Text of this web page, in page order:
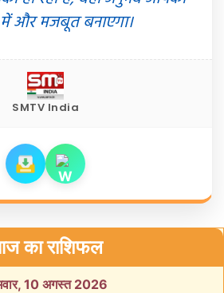
और मजबूत बनाएगा।
SMTV India
का राशिफल
10 अगस्त 2026